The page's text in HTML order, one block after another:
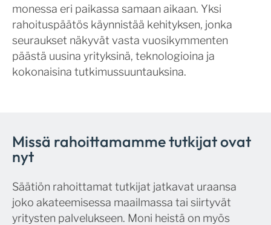
monessa eri paikassa samaan aikaan. Yksi
rahoituspäätös käynnistää kehityksen, jonka
seuraukset näkyvät vasta vuosikymmenten
päästä uusina yrityksinä, teknologioina ja
kokonaisina tutkimussuuntauksina.
Missä rahoittamamme tutkijat ovat
nyt
Säätiön rahoittamat tutkijat jatkavat uraansa
joko akateemisessa maailmassa tai siirtyvät
yritysten palvelukseen. Moni heistä on myös